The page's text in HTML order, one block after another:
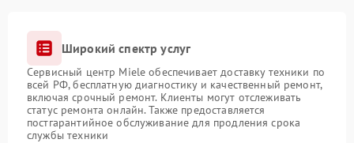
Широкий спектр услуг
Сервисный центр Miele обеспечивает доставку техники по
всей РФ, бесплатную диагностику и качественный ремонт,
включая срочный ремонт. Клиенты могут отслеживать
статус ремонта онлайн. Также предоставляется
постгарантийное обслуживание для продления срока
службы техники